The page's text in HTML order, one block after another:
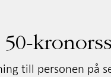
till personen på